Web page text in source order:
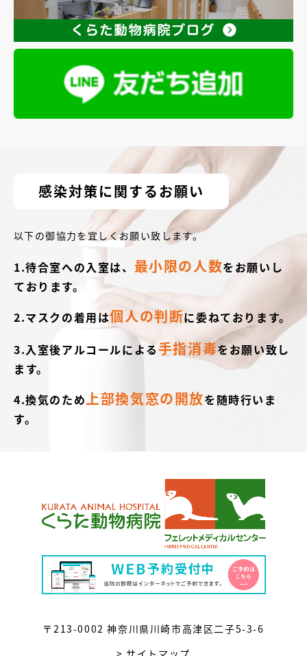
感染対策に関するお願い
以下の御協力を宜しくお願い致します。
1.待合室への入室は、 最小限の人数をお願いし
ております。
2.マスクの着用は個人の判断に委ねております。
3.入室後アルコールによる手指消毒をお願い致し
ます。
4.換気のため上部換気窓の開放を随時行いま
す。
〒213-0002 神奈川県川崎市高津区二子5-3-6